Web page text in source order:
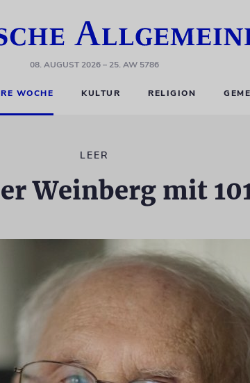
08. AUGUST 2026– 25. AW 5786
WOCHE KULTUR RELIGION
LEER
Weinberg mit